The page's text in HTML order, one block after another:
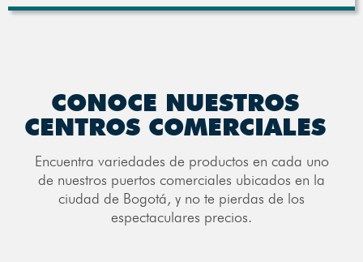
CONOCE NUESTROS
CENTROS COMERCIALES
Encuentra variedades de productos en cada uno
de nuestros puertos comerciales ubicados en la
ciudad de Bogotá, y no te pierdas de los
espectaculares precios.